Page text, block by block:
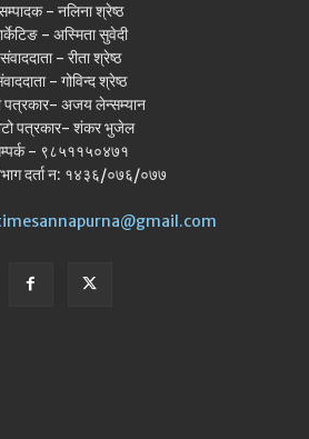
- नलिना श्रेष्ठ
- अस्मिता सुवेदी
संवाददाता - रीता श्रेष्ठ
- गोविन्द श्रेष्ठ
पत्रकार- अजय लेन्सम्यान
पत्रकार- शंकर भुजेल
- ९८५११५०४७१
दर्ता न: १४३६/०७६/०७७